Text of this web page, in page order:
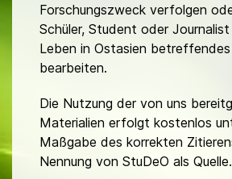
Forschungszweck verfolgen
Schüler, Student oder
Leben in Ostasien
bearbeiten.
Die Nutzung der von uns
Materialien erfolgt kostenlos
Maßgabe des korrekten
Nennung von StuDeO als Quelle.